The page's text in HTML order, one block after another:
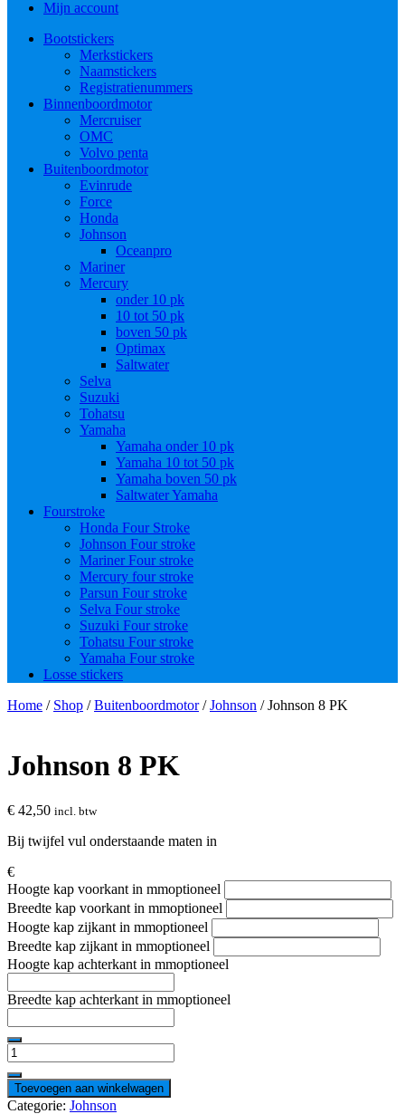
Mijn account
Bootstickers
Merkstickers
Naamstickers
Registratienummers
Binnenboordmotor
Mercruiser
OMC
Volvo penta
Buitenboordmotor
Evinrude
Force
Honda
Johnson
Oceanpro
Mariner
Mercury
onder 10 pk
10 tot 50 pk
boven 50 pk
Optimax
Saltwater
Selva
Suzuki
Tohatsu
Yamaha
Yamaha onder 10 pk
Yamaha 10 tot 50 pk
Yamaha boven 50 pk
Saltwater Yamaha
Fourstroke
Honda Four Stroke
Johnson Four stroke
Mariner Four stroke
Mercury four stroke
Parsun Four stroke
Selva Four stroke
Suzuki Four stroke
Tohatsu Four stroke
Yamaha Four stroke
Losse stickers
Home / Shop /Buitenboordmotor/Johnson / Johnson 8 PK
Johnson 8 PK
€ 42,50 incl. btw
Bij twijfel vul onderstaande maten in
€
Hoogte kap voorkant in mmoptioneel
Breedte kap voorkant in mmoptioneel
Hoogte kap zijkant in mmoptioneel
Breedte kap zijkant in mmoptioneel
Hoogte kap achterkant in mmoptioneel
Breedte kap achterkant in mmoptioneel
Johnson
8
PK
hoeveelheid
Toevoegen aan winkelwagen
Categorie: Johnson